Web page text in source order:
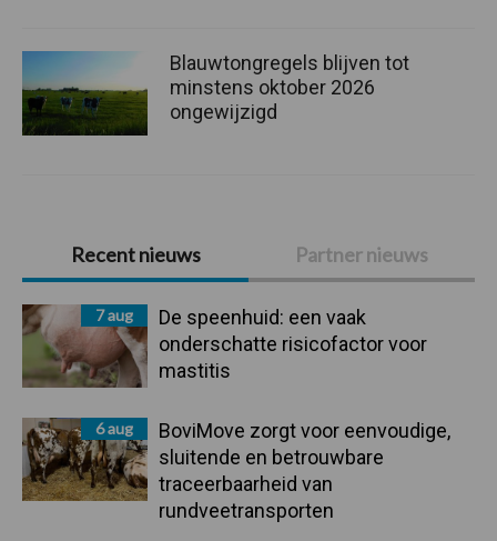
Primaire
Sidebar
Recent nieuws Partner nieuws
7 aug
De speenhuid: een vaak
onderschatte risicofactor voor
mastitis
6 aug
BoviMove zorgt voor eenvoudige,
sluitende en betrouwbare
traceerbaarheid van
rundveetransporten
Blauwtongregels blijven tot
minstens oktober 2026
ongewijzigd